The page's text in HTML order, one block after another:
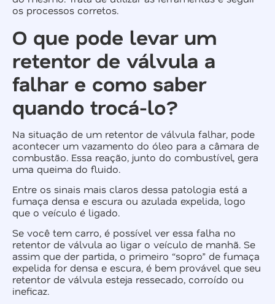
os processos corretos.
O que pode levar um
retentor de válvula a
falhar e como saber
quando trocá-lo?
Na situação de um retentor de válvula falhar, pode
acontecer um vazamento do óleo para a câmara de
combustão. Essa reação, junto do combustível, gera
uma queima do fluido.
Entre os sinais mais claros dessa patologia está a
fumaça densa e escura ou azulada expelida, logo
que o veículo é ligado.
Se você tem carro, é possível ver essa falha no
retentor de válvula ao ligar o veículo de manhã. Se
assim que der partida, o primeiro “sopro” de fumaça
expelida for densa e escura, é bem provável que seu
retentor de válvula esteja ressecado, corroído ou
ineficaz.